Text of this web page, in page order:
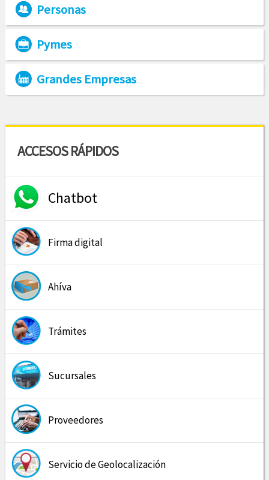
Personas
Pymes
Grandes Empresas
ACCESOS RÁPIDOS
Chatbot
Firma digital
Ahíva
Trámites
Sucursales
Proveedores
Servicio de Geolocalización